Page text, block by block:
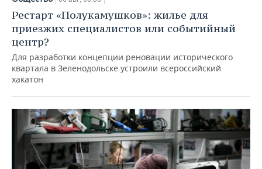
Рестарт «Полукамушков»: жилье для
приезжих специалистов или событийный
центр?
Для разработки концепции реновации исторического
квартала в Зеленодольске устроили всероссийский
хакатон